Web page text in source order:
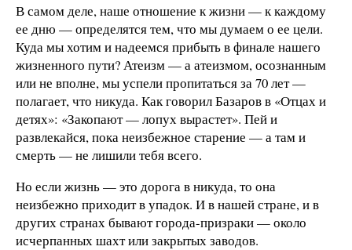
В самом деле, наше отношение к жизни — к каждому
ее дню — определятся тем, что мы думаем о ее цели.
Куда мы хотим и надеемся прибыть в финале нашего
жизненного пути? Атеизм — а атеизмом, осознанным
или не вполне, мы успели пропитаться за 70 лет —
полагает, что никуда. Как говорил Базаров в «Отцах и
детях»: «Закопают — лопух вырастет». Пей и
развлекайся, пока неизбежное старение — а там и
смерть — не лишили тебя всего.
Но если жизнь — это дорога в никуда, то она
неизбежно приходит в упадок. И в нашей стране, и в
других странах бывают города-призраки — около
исчерпанных шахт или закрытых заводов.